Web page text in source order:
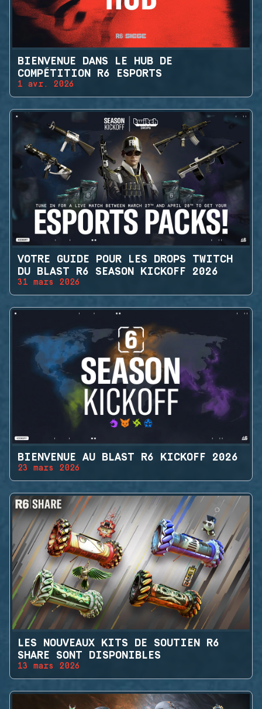
BIENVENUE DANS LE HUB DE
COMPÉTITION R6 ESPORTS
1 avr. 2026
VOTRE GUIDE POUR LES DROPS TWITCH
DU BLAST R6 SEASON KICKOFF 2026
31 mars 2026
BIENVENUE AU BLAST R6 KICKOFF 2026
23 mars 2026
LES NOUVEAUX KITS DE SOUTIEN R6
SHARE SONT DISPONIBLES
13 mars 2026